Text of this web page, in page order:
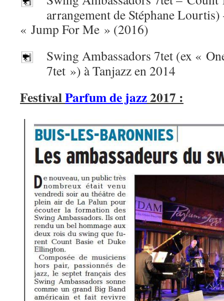
arrangement de Stéphane
« Jump For Me » (2016)
Swing Ambassadors 7tet (ex «
7tet ») à Tanjazz en 2014
FestivalParfum de jazz2017 :